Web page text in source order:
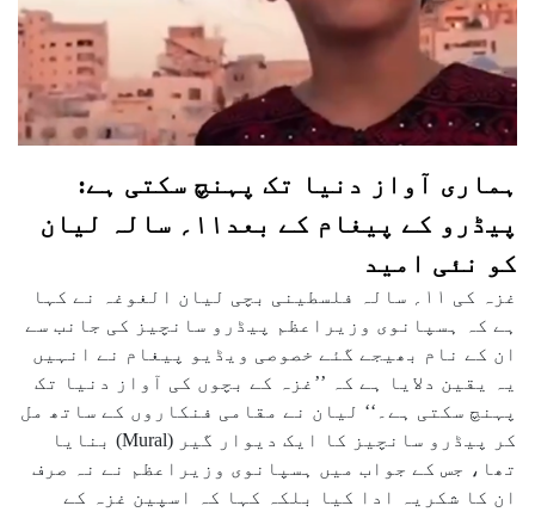
ہماری آواز دنیا تک پہنچ سکتی ہے:
پیڈرو کے پیغام کے بعد۱۱؍ سالہ لیان
کو نئی امید
غزہ کی ۱۱؍ سالہ فلسطینی بچی لیان الغوغہ نے کہا
ہے کہ ہسپانوی وزیراعظم پیڈرو سانچیز کی جانب سے
ان کے نام بھیجے گئے خصوصی ویڈیو پیغام نے انہیں
یہ یقین دلایا ہے کہ ’’غزہ کے بچوں کی آواز دنیا تک
پہنچ سکتی ہے۔‘‘ لیان نے مقامی فنکاروں کے ساتھ مل
کر پیڈرو سانچیز کا ایک دیوار گیر (Mural) بنایا
تھا، جس کے جواب میں ہسپانوی وزیراعظم نے نہ صرف
ان کا شکریہ ادا کیا بلکہ کہا کہ اسپین غزہ کے